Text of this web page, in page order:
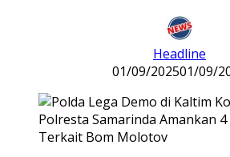
Headline
01/09/202501/09/